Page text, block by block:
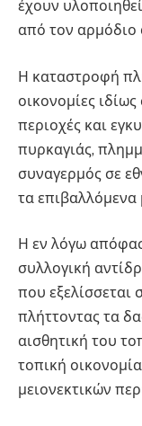
έχουν
από τον
Η καταστροφή
οικονομίες ιδίως
περιοχές και
πυρκαγιάς,
συναγερμός σε
τα επιβαλλόμενα
Η εν λόγω
συλλογική
που εξελίσσεται
πλήττοντας τα
αισθητική του
τοπική
μειονεκτικών